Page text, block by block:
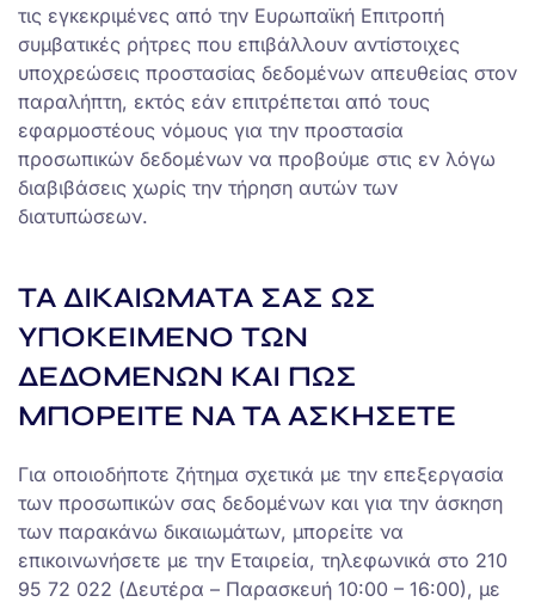
τις εγκεκριμένες από την Ευρωπαϊκή Επιτροπή
συμβατικές ρήτρες που επιβάλλουν αντίστοιχες
υποχρεώσεις προστασίας δεδομένων απευθείας στον
παραλήπτη, εκτός εάν επιτρέπεται από τους
εφαρμοστέους νόμους για την προστασία
προσωπικών δεδομένων να προβούμε στις εν λόγω
διαβιβάσεις χωρίς την τήρηση αυτών των
διατυπώσεων.
ΤΑ ΔΙΚΑΙΩΜΑΤΑ ΣΑΣ ΩΣ
ΥΠΟΚΕΙΜΕΝΟ ΤΩΝ
ΔΕΔΟΜΕΝΩΝ ΚΑΙ ΠΩΣ
ΜΠΟΡΕΙΤΕ ΝΑ ΤΑ ΑΣΚΗΣΕΤΕ
Για οποιοδήποτε ζήτημα σχετικά με την επεξεργασία
των προσωπικών σας δεδομένων και για την άσκηση
των παρακάνω δικαιωμάτων, μπορείτε να
επικοινωνήσετε με την Εταιρεία, τηλεφωνικά στο 210
95 72 022 (Δευτέρα – Παρασκευή 10:00 – 16:00), με